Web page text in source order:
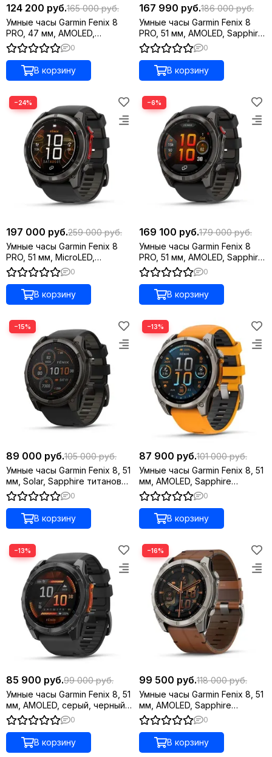
124 200 руб.165 000 руб.
Умные часы Garmin Fenix 8
PRO, 47 мм, AMOLED,
Sapphire, Carbon Gray DLC
Titanium with Black/Pebble
Gray Silicone Band
0
В корзину
167 990 руб.186 000 руб.
Умные часы Garmin Fenix 8
PRO, 51 мм, AMOLED, Sapphire,
Titanium with Graphite/Black
Silicone Band
0
В корзину
−24%
197 000 руб.259 000 руб.
Умные часы Garmin Fenix 8
PRO, 51 мм, MicroLED,
Sapphire, Carbon Gray DLC
Titanium with Black/Pebble
Gray Silicone Band
0
В корзину
−6%
169 100 руб.179 000 руб.
Умные часы Garmin Fenix 8
PRO, 51 мм, AMOLED, Sapphire,
Carbon Gray DLC Titanium with
Black/Pebble Gray Silicone
Band
0
В корзину
−15%
89 000 руб.105 000 руб.
Умные часы Garmin Fenix 8, 51
мм, Solar, Sapphire титановый
угольно-серый с DLC-
покрытием и черным
ремешком
0
В корзину
−13%
87 900 руб.101 000 руб.
Умные часы Garmin Fenix 8, 51
мм, AMOLED, Sapphire
Titanium светло-серый,
оранжевый силиконовый
ремешок
0
В корзину
−13%
85 900 руб.99 000 руб.
Умные часы Garmin Fenix 8, 51
мм, AMOLED, серый, черный
силиконовый ремешок
0
В корзину
−16%
99 500 руб.118 000 руб.
Умные часы Garmin Fenix 8, 51
мм, AMOLED, Sapphire
Titanium, каштановый
кожаный ремешок
0
В корзину